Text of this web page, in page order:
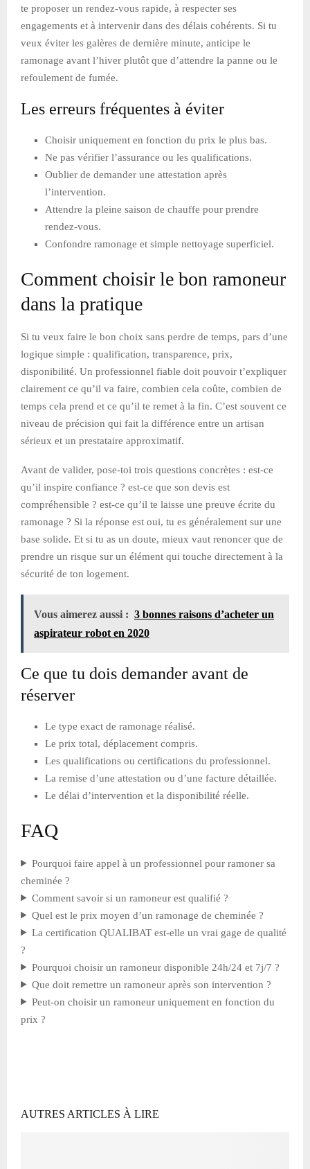
te proposer un rendez-vous rapide, à respecter ses
engagements et à intervenir dans des délais cohérents. Si tu
veux éviter les galères de dernière minute, anticipe le
ramonage avant l’hiver plutôt que d’attendre la panne ou le
refoulement de fumée.
Les erreurs fréquentes à éviter
Choisir uniquement en fonction du prix le plus bas.
Ne pas vérifier l’assurance ou les qualifications.
Oublier de demander une attestation après
l’intervention.
Attendre la pleine saison de chauffe pour prendre
rendez-vous.
Confondre ramonage et simple nettoyage superficiel.
Comment choisir le bon ramoneur
dans la pratique
Si tu veux faire le bon choix sans perdre de temps, pars d’une
logique simple : qualification, transparence, prix,
disponibilité. Un professionnel fiable doit pouvoir t’expliquer
clairement ce qu’il va faire, combien cela coûte, combien de
temps cela prend et ce qu’il te remet à la fin. C’est souvent ce
niveau de précision qui fait la différence entre un artisan
sérieux et un prestataire approximatif.
Avant de valider, pose-toi trois questions concrètes : est-ce
qu’il inspire confiance ? est-ce que son devis est
compréhensible ? est-ce qu’il te laisse une preuve écrite du
ramonage ? Si la réponse est oui, tu es généralement sur une
base solide. Et si tu as un doute, mieux vaut renoncer que de
prendre un risque sur un élément qui touche directement à la
sécurité de ton logement.
Vous aimerez aussi : 3 bonnes raisons d’acheter un
aspirateur robot en 2020
Ce que tu dois demander avant de
réserver
Le type exact de ramonage réalisé.
Le prix total, déplacement compris.
Les qualifications ou certifications du professionnel.
La remise d’une attestation ou d’une facture détaillée.
Le délai d’intervention et la disponibilité réelle.
FAQ
Pourquoi faire appel à un professionnel pour ramoner sa
cheminée ?
Comment savoir si un ramoneur est qualifié ?
Quel est le prix moyen d’un ramonage de cheminée ?
La certification QUALIBAT est-elle un vrai gage de qualité
?
Pourquoi choisir un ramoneur disponible 24h/24 et 7j/7 ?
Que doit remettre un ramoneur après son intervention ?
Peut-on choisir un ramoneur uniquement en fonction du
prix ?
AUTRES ARTICLES À LIRE